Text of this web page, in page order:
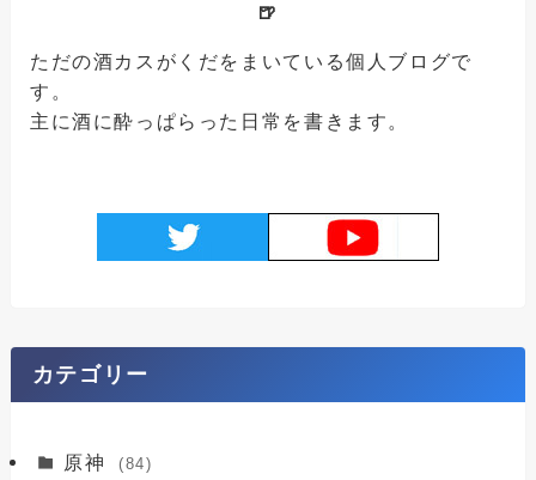
🍺
ただの酒カスがくだをまいている個人ブログで
す。
主に酒に酔っぱらった日常を書きます。
カテゴリー
原神 (84)